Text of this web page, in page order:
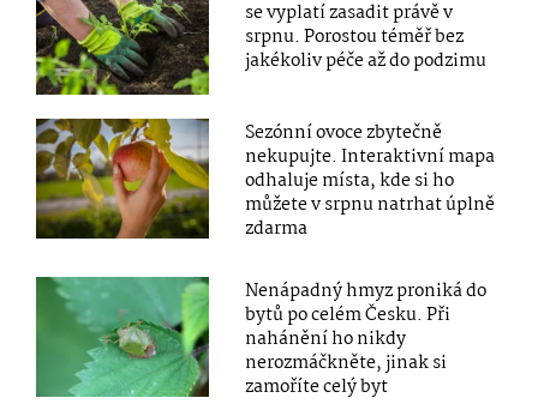
se vyplatí zasadit právě v
srpnu. Porostou téměř bez
jakékoliv péče až do podzimu
Sezónní ovoce zbytečně
nekupujte. Interaktivní mapa
odhaluje místa, kde si ho
můžete v srpnu natrhat úplně
zdarma
Nenápadný hmyz proniká do
bytů po celém Česku. Při
nahánění ho nikdy
nerozmáčkněte, jinak si
zamoříte celý byt